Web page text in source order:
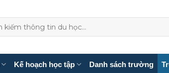
Kế hoạch học tập Danh sách trường